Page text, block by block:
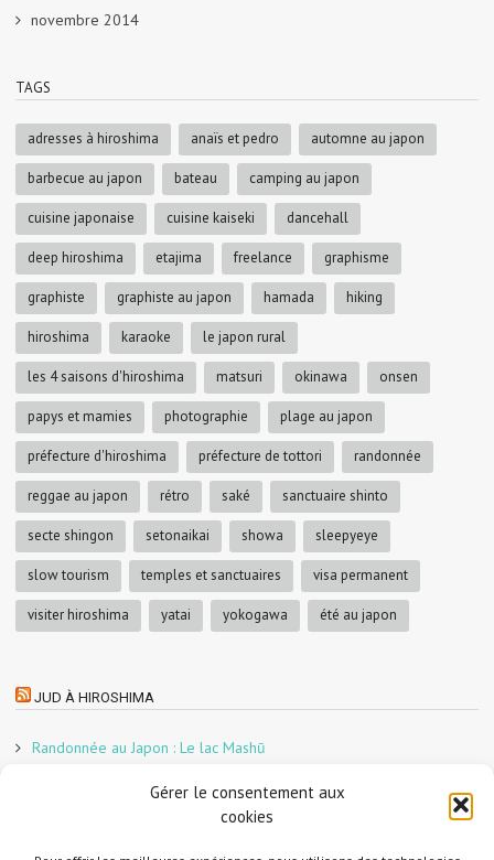
Gérer le consentement aux
cookies
novembre 2014
TAGS
adresses à hiroshima anaïs et pedro automne au japon
barbecue au japon bateau camping au japon
cuisine japonaise cuisine kaiseki dancehall
deep hiroshima etajima freelance graphisme
graphiste graphiste au japon hamada hiking
hiroshima karaoke le japon rural
les 4 saisons d'hiroshima matsuri okinawa onsen
papys et mamies photographie plage au japon
préfecture d'hiroshima préfecture de tottori randonnée
reggae au japon rétro saké sanctuaire shinto
secte shingon setonaikai showa sleepyeye
slow tourism temples et sanctuaires visa permanent
visiter hiroshima yatai yokogawa été au japon
JUD À HIROSHIMA
Randonnée au Japon : Le lac Mashū
En direct sur Adobe France !